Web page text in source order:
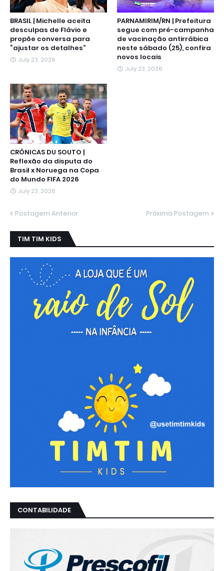
BRASIL | Michelle aceita
desculpas de Flávio e
propõe conversa para
“ajustar os detalhes”
July 23, 2026
PARNAMIRIM/RN | Prefeitura
segue com pré-campanha
de vacinação antirrábica
neste sábado (25), confira
novos locais
July 23, 2026
CRÔNICAS DU SOUTO |
Reflexão da disputa do
Brasil x Noruega na Copa
do Mundo FIFA 2026
July 23, 2026
Postagem Anterior Próxima Postagem
TIM TIM KIDS
CONTABILIDADE